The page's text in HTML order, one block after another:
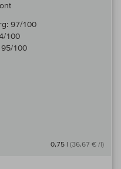
97/100
100
95/100
0,75 l (36,67 € /l)